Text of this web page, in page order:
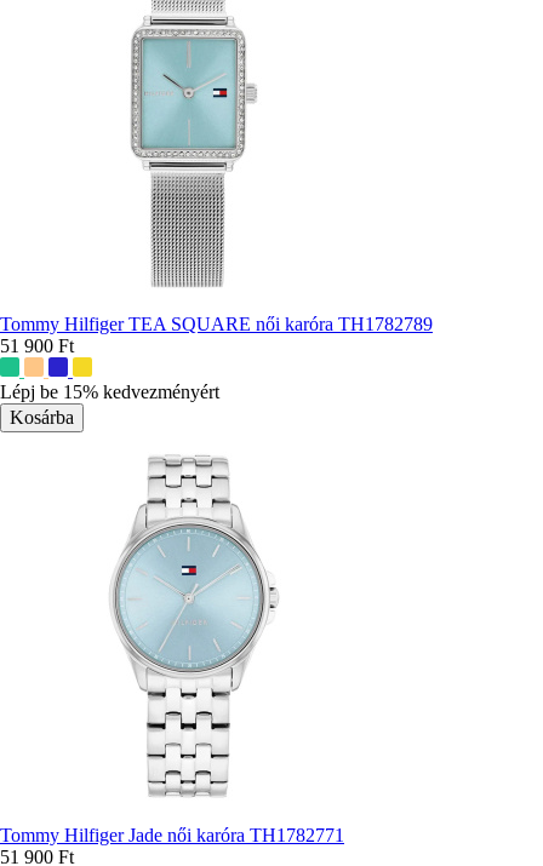
Tommy Hilfiger TEA SQUARE női karóra TH1782789
51 900 Ft
színek:
Lépj be 15% kedvezményért
Tommy Hilfiger Jade női karóra TH1782771
51 900 Ft